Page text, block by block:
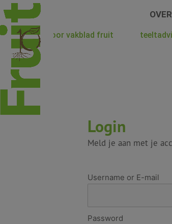
Spring
naar
de
inhoud
hoera voor vakblad fruit
Login
Meld je aan met je
Username or E-mail
Password